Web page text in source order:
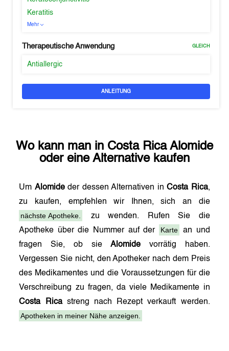
Keratitis
Mehr
Therapeutische Anwendung GLEICH
Antiallergic
ANLEITUNG
Wo kann man in Costa Rica Alomide
oder eine Alternative kaufen
Um Alomideder dessen Alternativen inCosta Rica,
zu kaufen, empfehlen wir Ihnen, sich an die
nächste Apotheke.
zu wenden. Rufen Sie die
Apotheke über die Nummer auf der
Karte
an und
fragen Sie, ob sieAlomide vorrätig haben.
Vergessen Sie nicht, den Apotheker nach dem Preis
des Medikamentes und die Voraussetzungen für die
Verschreibung zu fragen, da viele Medikamente in
Costa Ricastreng nach Rezept verkauft werden.
Apotheken in meiner Nähe anzeigen.